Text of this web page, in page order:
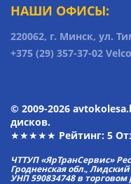
НАШИ ОФИСЫ:
220062, г. Минск, ул.
+375 (29) 357-37-02
© 2009-2026
дисков.
★★★★★ Рейтинг: 5
ЧТТУП «ЯрТранСервис»
Гродненская обл.,
УНП 590834748 в торговом